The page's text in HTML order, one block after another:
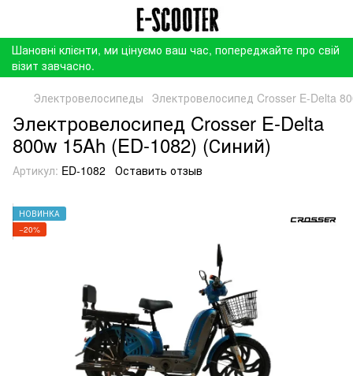
Шановні клієнти, ми цінуємо ваш час, попереджайте про свій
візит завчасно.
Электровелосипеды Электровелосипед Crosser E-Delta
Электровелосипед Crosser E-Delta
800w 15Ah (ED-1082) (Синий)
Артикул: ED-1082 Оставить отзыв
НОВИНКА
−20%